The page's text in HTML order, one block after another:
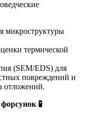
микроструктуры
термической
(SEM/EDS) для
повреждений и
отложений.
🧪